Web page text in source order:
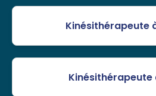
Kinésithérapeute
Kinésithérapeute